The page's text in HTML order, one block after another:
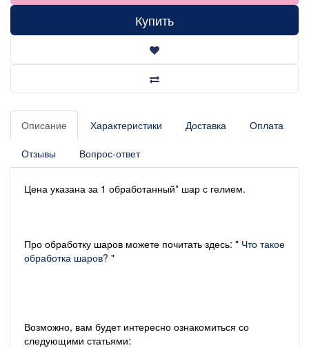
Купить
Описание Характеристики Доставка Оплата
Отзывы Вопрос-ответ
Цена указана за 1 обработанный* шар с гелием.
Про обработку шаров можете почитать здесь: " Что такое
обработка шаров? "
Возможно, вам будет интересно ознакомиться со
следующими статьями: